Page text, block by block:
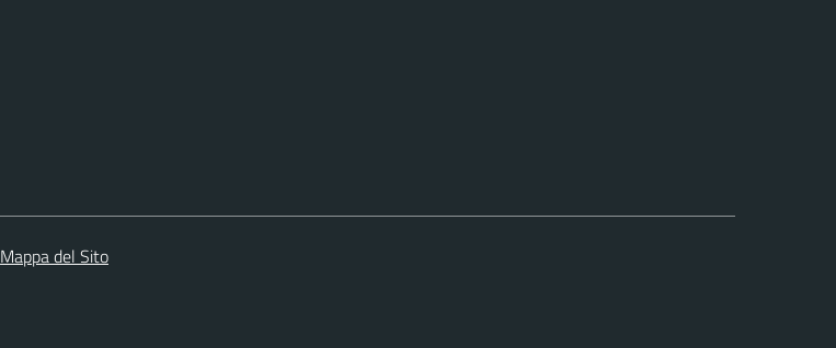
Mappa del Sito